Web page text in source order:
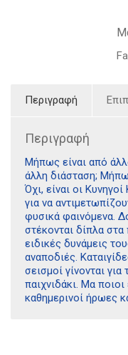
Περιγραφή
Περιγραφή
Μήπως είναι από
άλλη διάσταση;
Όχι, είναι οι
για να
φυσικά φαινόμενα.
στέκονται δίπλα στα
ειδικές δυνάμεις
αναποδιές.
σεισμοί γίνονται
παιχνιδάκι. Μα
καθημερινοί ήρωες